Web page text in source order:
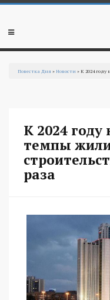
Перейти к основному
Мобильное
Повестка Дня »Новости » К 2024
К 2024
темпы
раза